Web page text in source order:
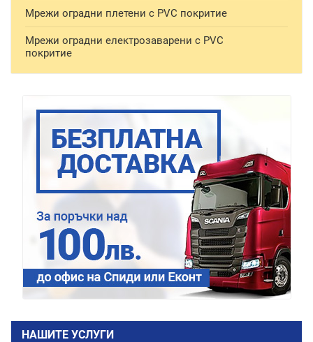
Мрежи оградни плетени с PVC покритие
Мрежи оградни електрозаварени с PVC
покритие
НАШИТЕ УСЛУГИ